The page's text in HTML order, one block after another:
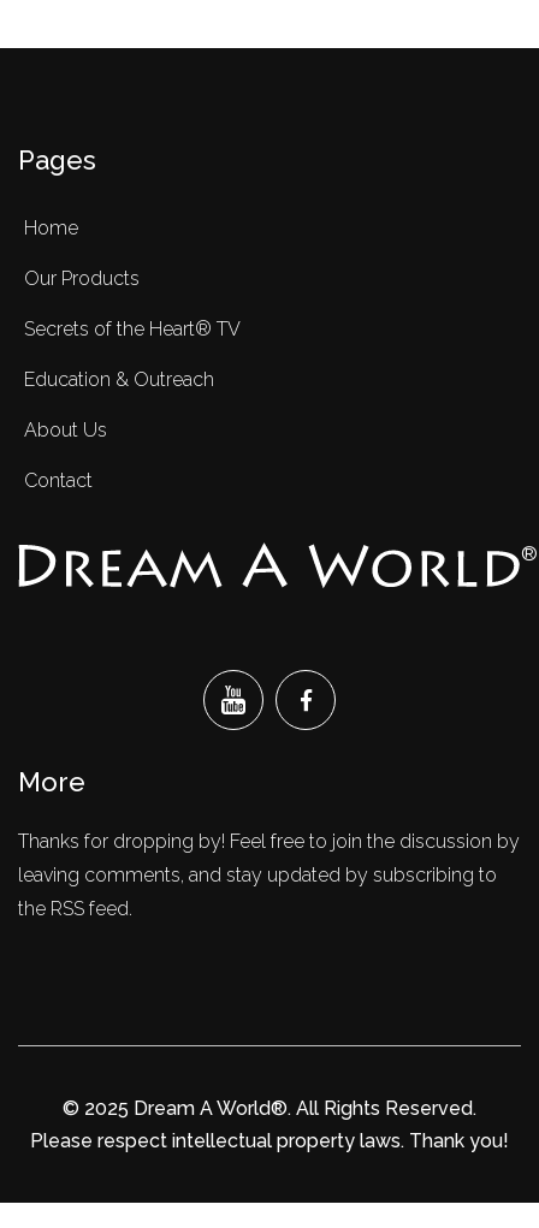
Pages
Home
Our Products
Secrets of the Heart® TV
Education & Outreach
About Us
Contact
®
More
Thanks for dropping by! Feel free to join the discussion by
leaving comments, and stay updated by subscribing to
the RSS feed.
© 2025 Dream A World®. All Rights Reserved.
Please respect intellectual property laws. Thank you!